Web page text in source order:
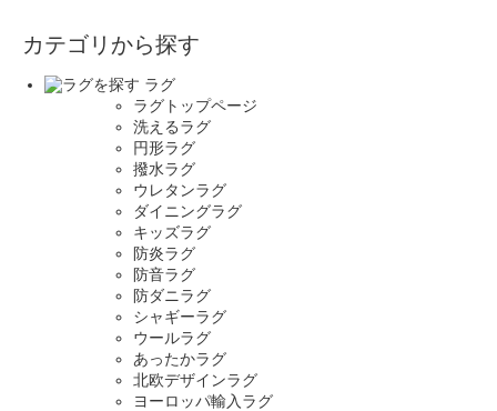
カテゴリから探す
ラグ
ラグトップページ
洗えるラグ
円形ラグ
撥水ラグ
ウレタンラグ
ダイニングラグ
キッズラグ
防炎ラグ
防音ラグ
防ダニラグ
シャギーラグ
ウールラグ
あったかラグ
北欧デザインラグ
ヨーロッパ輸入ラグ